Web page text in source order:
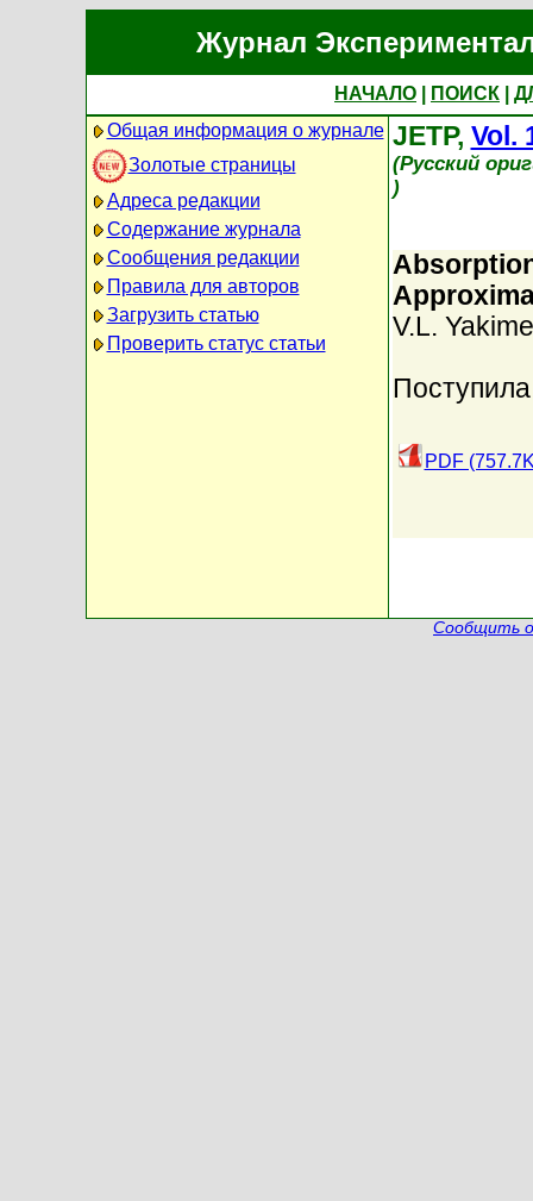
Журнал
НАЧАЛО ПОИСК
Общая информация о журнале
Золотые страницы
Адреса редакции
Содержание журнала
Сообщения редакции
Правила для авторов
Загрузить статью
Проверить статус статьи
JETP, Vol.
(Русский
)
V.L.
PDF
Сообщить о